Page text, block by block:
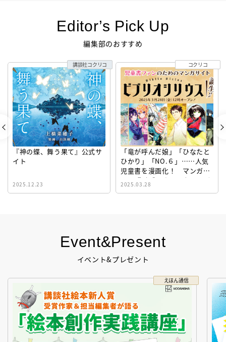
Event&Present
イベント&プレゼント
えほん通信
Editor’s Pick Up
編集部のおすすめ
『神の蝶、舞う果て』公式サ
イト
2025.12.23
講談社コクリコ
「竜が呼んだ娘」「ひなたと
ひかり」「NO.６」……人気
児童書を漫画化！ マンガサ
イト『ビブリオシリウス』誕
生！
2025.03.28
コクリコ